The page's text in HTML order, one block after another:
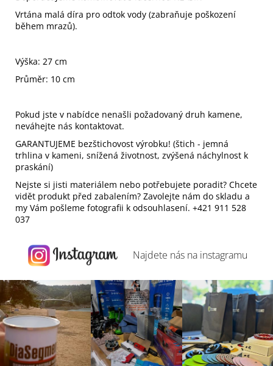
Vrtána malá díra pro odtok vody (zabraňuje poškození
během mrazů).
Výška: 27 cm
Průměr: 10 cm
Pokud jste v nabídce nenašli požadovaný druh kamene,
neváhejte nás kontaktovat.
GARANTUJEME bezštichovost výrobku! (štich - jemná
trhlina v kameni, snížená životnost, zvýšená náchylnost k
praskání)
Nejste si jisti materiálem nebo potřebujete poradit? Chcete
vidět produkt před zabalením? Zavolejte nám do skladu a
my Vám pošleme fotografii k odsouhlasení. +421 911 528
037
Najdete nás na instagramu